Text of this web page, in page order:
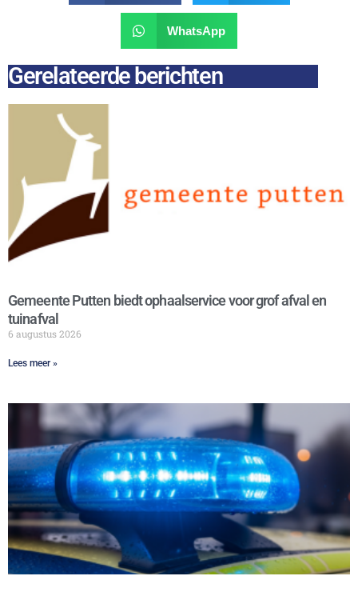
WhatsApp
Gerelateerde berichten
Gemeente Putten biedt ophaalservice voor grof afval en
tuinafval
6 augustus 2026
Lees meer »